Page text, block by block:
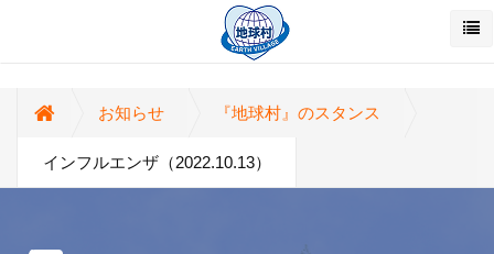
お知らせ 『地球村』のスタンス
インフルエンザ（2022.10.13）